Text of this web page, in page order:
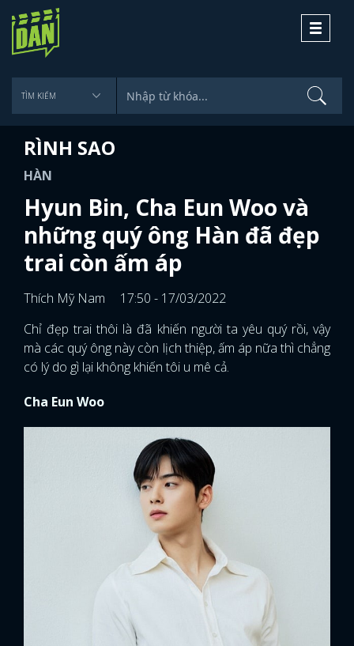
Toggle
RÌNH SAO
HÀN
Hyun Bin, Cha Eun Woo và
những quý ông Hàn đã đẹp
trai còn ấm áp
Thích Mỹ Nam
17:50 - 17/03/2022
Chỉ đẹp trai thôi là đã khiến người ta yêu quý rồi, vậy
mà các quý ông này còn lịch thiệp, ấm áp nữa thì chẳng
có lý do gì lại không khiến tôi u mê cả.
Cha Eun Woo